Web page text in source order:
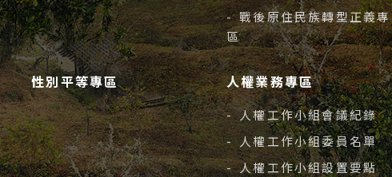
- 戰後原住民族轉型正義專
區
性別平等專區 人權業務專區
- 人權工作小組會議紀錄
- 人權工作小組委員名單
- 人權工作小組設置要點